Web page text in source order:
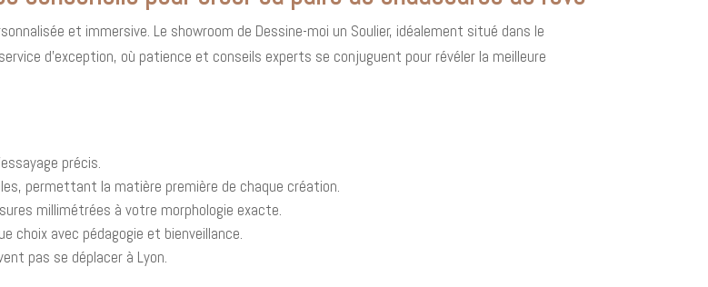
et immersive. Le showroom de Dessine-moi un Soulier, idéalement situé dans le
d’exception, où patience et conseils experts se conjuguent pour révéler la meilleure
précis.
permettant la matière première de chaque création.
millimétrées à votre morphologie exacte.
choix avec pédagogie et bienveillance.
pas se déplacer à Lyon.